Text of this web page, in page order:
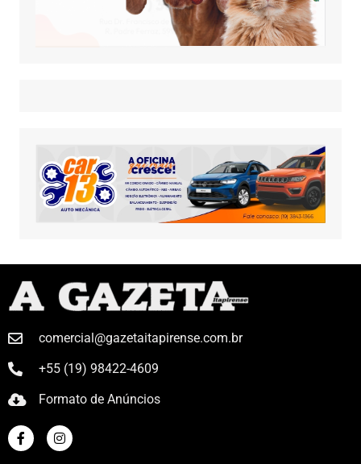
comercial@gazetaitapirense.com.br
+55 (19) 98422-4609
Formato de Anúncios